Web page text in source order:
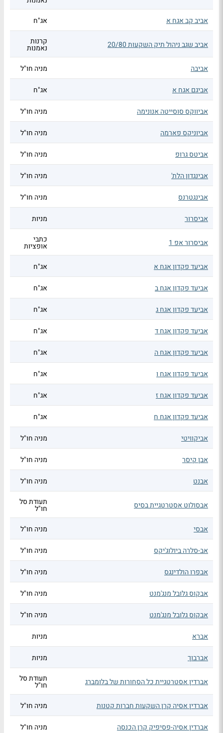
אביב קב אגח א
אג"ח
אביב שגב ניהול תיק השקעות 20/80 קרנות
נאמנות
אביבה
מניה חו"ל
אביגם אגח א אג"ח
אביווקס סוסייטה אנונימה מניה חו"ל
אביוניקס פארמה מניה חו"ל
אביטס גרופ מניה חו"ל
אבינגדון הלת' מניה חו"ל
אבינגטרנס מניה חו"ל
אביסרור מניות
אביסרור אפ 1 כתבי
אופציות
אביעד פקדון אגח א
אג"ח
אביעד פקדון אגח ב אג"ח
אביעד פקדון אגח ג אג"ח
אביעד פקדון אגח ד אג"ח
אביעד פקדון אגח ה אג"ח
אביעד פקדון אגח ו אג"ח
אביעד פקדון אגח ז אג"ח
אביעד פקדון אגח ח אג"ח
אביקוויטי מניה חו"ל
אבן קיסר מניה חו"ל
אבנט מניה חו"ל
אבסולוט אסטרטגיית בסיס תעודת סל
חו"ל
אבסי
מניה חו"ל
אב-סלרה ביולוג'יקס מניה חו"ל
אבפרו הולדינגס מניה חו"ל
אבקוס גלובל מנג'מנט מניה חו"ל
אבקוס גלובל מנג'מנט מניה חו"ל
אברא מניות
אברבוך מניות
אברדין אסטרטגיית כל הסחורות של בלומברג תעודת סל
חו"ל
אברדין אסיה קרן השקעות חברות קטנות
מניה חו"ל
אברדין אסיה-פסיפיק קרן הכנסה מניה חו"ל